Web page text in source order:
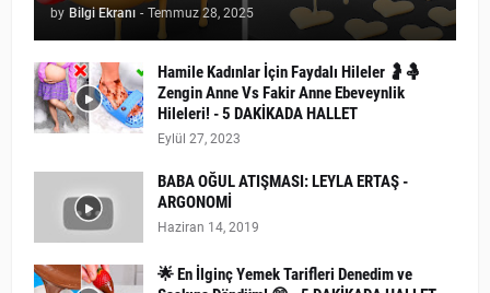
by Bilgi Ekranı - Temmuz 28, 2025
Hamile Kadınlar İçin Faydalı Hileler 🤰🤱
Zengin Anne Vs Fakir Anne Ebeveynlik
Hileleri! - 5 DAKİKADA HALLET
Eylül 27, 2023
BABA OĞUL ATIŞMASI: LEYLA ERTAŞ -
ARGONOMİ
Haziran 14, 2019
🌟 En İlginç Yemek Tarifleri Denedim ve